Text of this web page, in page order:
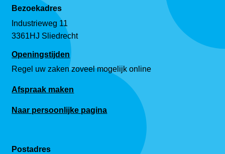
Bezoekadres
Industrieweg 11
3361HJ Sliedrecht
Openingstijden
Regel uw zaken zoveel mogelijk online
Afspraak maken
Naar persoonlijke pagina
Postadres